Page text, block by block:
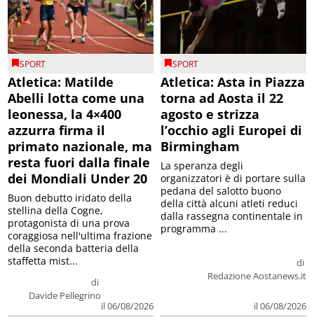
SPORT
Atletica: Matilde
Abelli lotta come una
leonessa, la 4×400
azzurra firma il
primato nazionale, ma
resta fuori dalla finale
dei Mondiali Under 20
di
Davide Pellegrino
il 06/08/2026
Buon debutto iridato della
stellina della Cogne,
protagonista di una prova
coraggiosa nell'ultima frazione
della seconda batteria della
staffetta mist...
SPORT
Atletica: Asta in Piazza
torna ad Aosta il 22
agosto e strizza
l’occhio agli Europei di
Birmingham
di
Redazione Aostanews.it
il 06/08/2026
La speranza degli
organizzatori è di portare sulla
pedana del salotto buono
della città alcuni atleti reduci
dalla rassegna continentale in
programma ...